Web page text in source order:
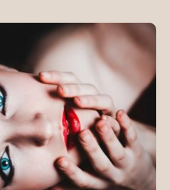
ÁLLATI FELSZERELÉSEK